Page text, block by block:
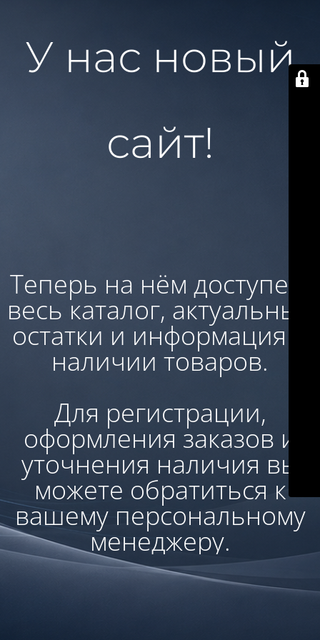
У нас новый
сайт!
Теперь на нём доступен:
весь каталог, актуальные
остатки и информация о
наличии товаров.
Для регистрации,
оформления заказов и
уточнения наличия вы
можете обратиться к
вашему персональному
менеджеру.